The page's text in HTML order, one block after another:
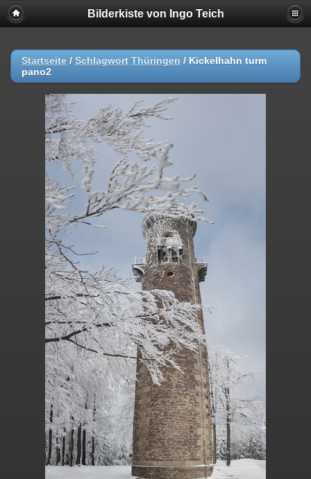
Bilderkiste von Ingo Teich
Startseite / Schlagwort Thüringen / Kickelhahn turm
pano2